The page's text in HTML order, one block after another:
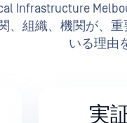
Infrastructure
、組織、機関が、
いる理由
実